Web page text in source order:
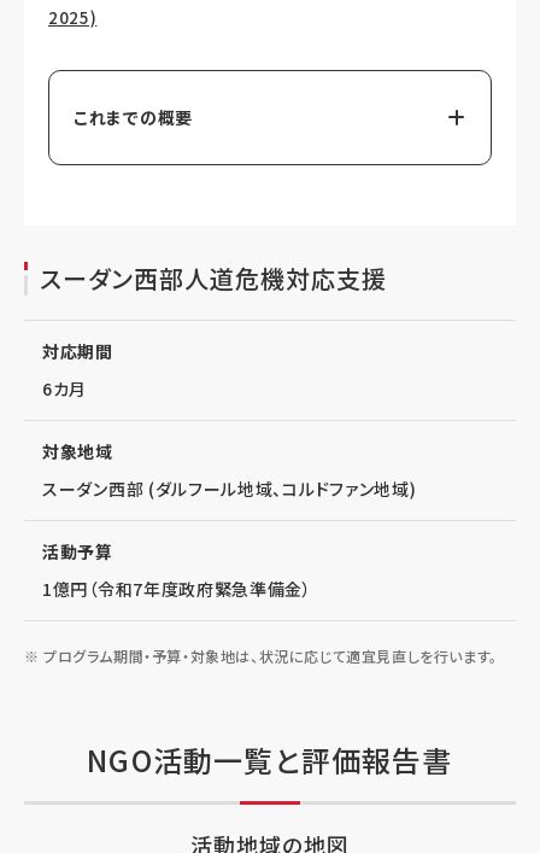
2025)
これまでの概要
スーダン西部人道危機対応支援
対応期間
6カ月
対象地域
スーダン西部 (ダルフール地域、コルドファン地域)
活動予算
1億円（令和7年度政府緊急準備金）
プログラム期間・予算・対象地は、状況に応じて適宜見直しを行います。
NGO活動一覧と評価報告書
活動地域の地図